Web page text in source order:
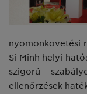
nyomonkövetési
Si Minh helyi
szigorú
ellenőrzések